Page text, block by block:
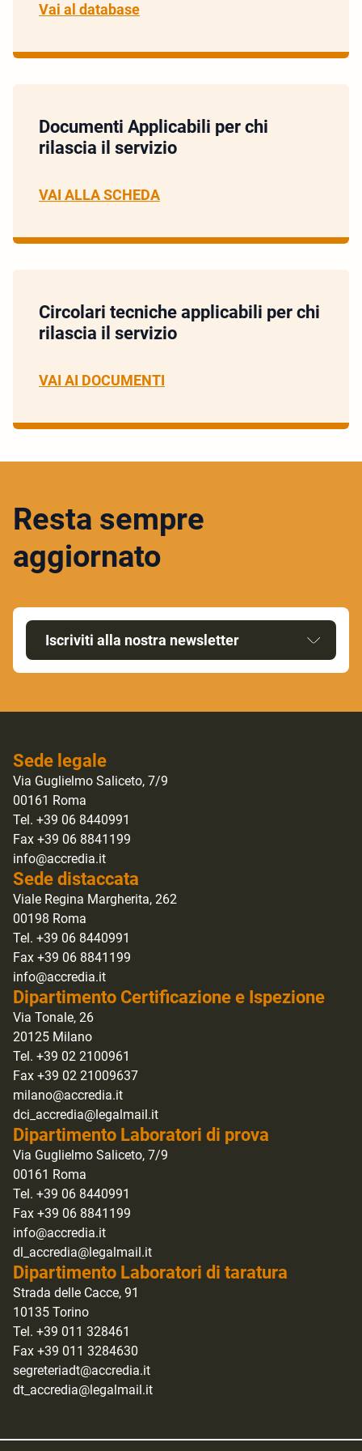
Vai al database
Documenti Applicabili per chi
rilascia il servizio
VAI ALLA SCHEDA
Circolari tecniche applicabili per chi
rilascia il servizio
VAI AI DOCUMENTI
Resta sempre
aggiornato
Iscriviti alla nostra newsletter
Sede legale
Via Guglielmo Saliceto, 7/9
00161 Roma
Tel. +39 06 8440991
Fax +39 06 8841199
info@accredia.it
Sede distaccata
Viale Regina Margherita, 262
00198 Roma
Tel. +39 06 8440991
Fax +39 06 8841199
info@accredia.it
Dipartimento Certificazione e Ispezione
Via Tonale, 26
20125 Milano
Tel. +39 02 2100961
Fax +39 02 21009637
milano@accredia.it
dci_accredia@legalmail.it
Dipartimento Laboratori di prova
Via Guglielmo Saliceto, 7/9
00161 Roma
Tel. +39 06 8440991
Fax +39 06 8841199
info@accredia.it
dl_accredia@legalmail.it
Dipartimento Laboratori di taratura
Strada delle Cacce, 91
10135 Torino
Tel. +39 011 328461
Fax +39 011 3284630
segreteriadt@accredia.it
dt_accredia@legalmail.it